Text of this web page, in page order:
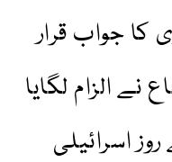
جواب قرار
نے الزام لگایا
اسرائیلی